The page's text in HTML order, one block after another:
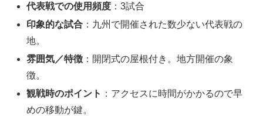
代表戦での使用頻度 ：3試合
印象的な試合 ：九州で開催された数少ない代表戦の
地。
雰囲気／特徴 ：開閉式の屋根付き。地方開催の象
徴。
観戦時のポイント ：アクセスに時間がかかるので早
めの移動が鍵。